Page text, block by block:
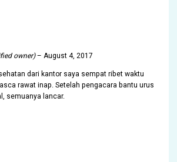
owner)– August 4, 2017
dari kantor saya sempat ribet waktu
rawat inap. Setelah pengacara bantu urus
semuanya lancar.